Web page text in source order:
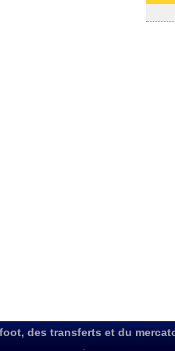
des transferts et du